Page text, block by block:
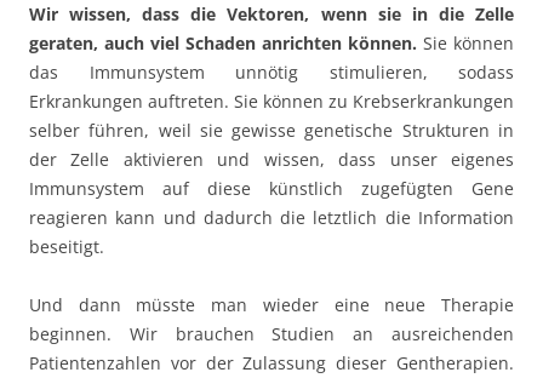
Wir wissen, dass die Vektoren, wenn sie in die Zelle
geraten, auch viel Schaden anrichten können. Sie können
das Immunsystem unnötig stimulieren, sodass
Erkrankungen auftreten. Sie können zu Krebserkrankungen
selber führen, weil sie gewisse genetische Strukturen in
der Zelle aktivieren und wissen, dass unser eigenes
Immunsystem auf diese künstlich zugefügten Gene
reagieren kann und dadurch die letztlich die Information
beseitigt.
Und dann müsste man wieder eine neue Therapie
beginnen. Wir brauchen Studien an ausreichenden
Patientenzahlen vor der Zulassung dieser Gentherapien.